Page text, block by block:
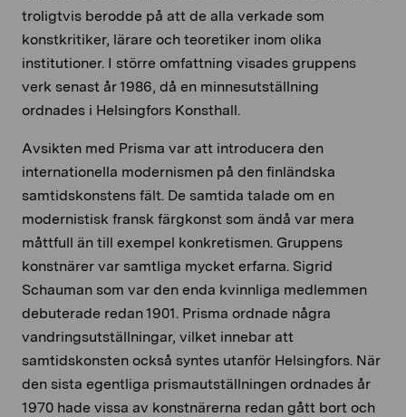
troligtvis berodde på att de alla verkade som
konstkritiker, lärare och teoretiker inom olika
institutioner. I större omfattning visades gruppens
verk senast år 1986, då en minnesutställning
ordnades i Helsingfors Konsthall.
Avsikten med Prisma var att introducera den
internationella modernismen på den finländska
samtidskonstens fält. De samtida talade om en
modernistisk fransk färgkonst som ändå var mera
måttfull än till exempel konkretismen. Gruppens
konstnärer var samtliga mycket erfarna. Sigrid
Schauman som var den enda kvinnliga medlemmen
debuterade redan 1901. Prisma ordnade några
vandringsutställningar, vilket innebar att
samtidskonsten också syntes utanför Helsingfors. När
den sista egentliga prismautställningen ordnades år
1970 hade vissa av konstnärerna redan gått bort och